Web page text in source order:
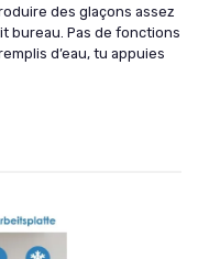
des glaçons assez
bureau. Pas de fonctions
d’eau, tu appuies